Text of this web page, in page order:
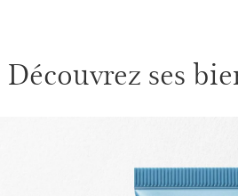
Découvrez ses